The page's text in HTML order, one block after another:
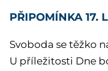
PŘIPOMÍNKA 17.
Svoboda se těžko
U příležitosti Dne